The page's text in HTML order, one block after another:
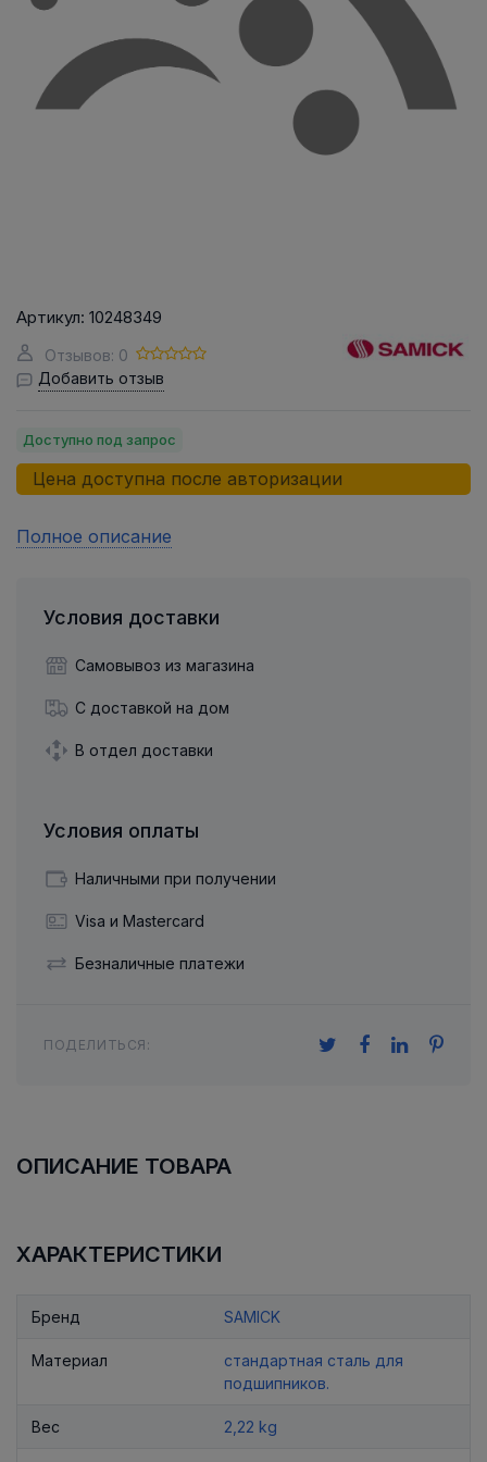
Артикул: 10248349
Отзывов: 0
Добавить отзыв
Доступно под запрос
Цена доступна после авторизации
Полное описание
Условия доставки
Самовывоз из магазина
С доставкой на дом
В отдел доставки
Условия оплаты
Наличными при получении
Visa и Mastercard
Безналичные платежи
ПОДЕЛИТЬСЯ:
ОПИСАНИЕ ТОВАРА
ХАРАКТЕРИСТИКИ
Бренд SAMICK
Материал
стандартная сталь для
подшипников.
Вес 2,22 kg